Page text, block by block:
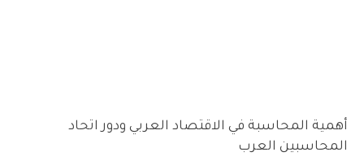
أهمية المحاسبة في الاقتصاد العربي ودور اتحاد
المحاسبين العرب